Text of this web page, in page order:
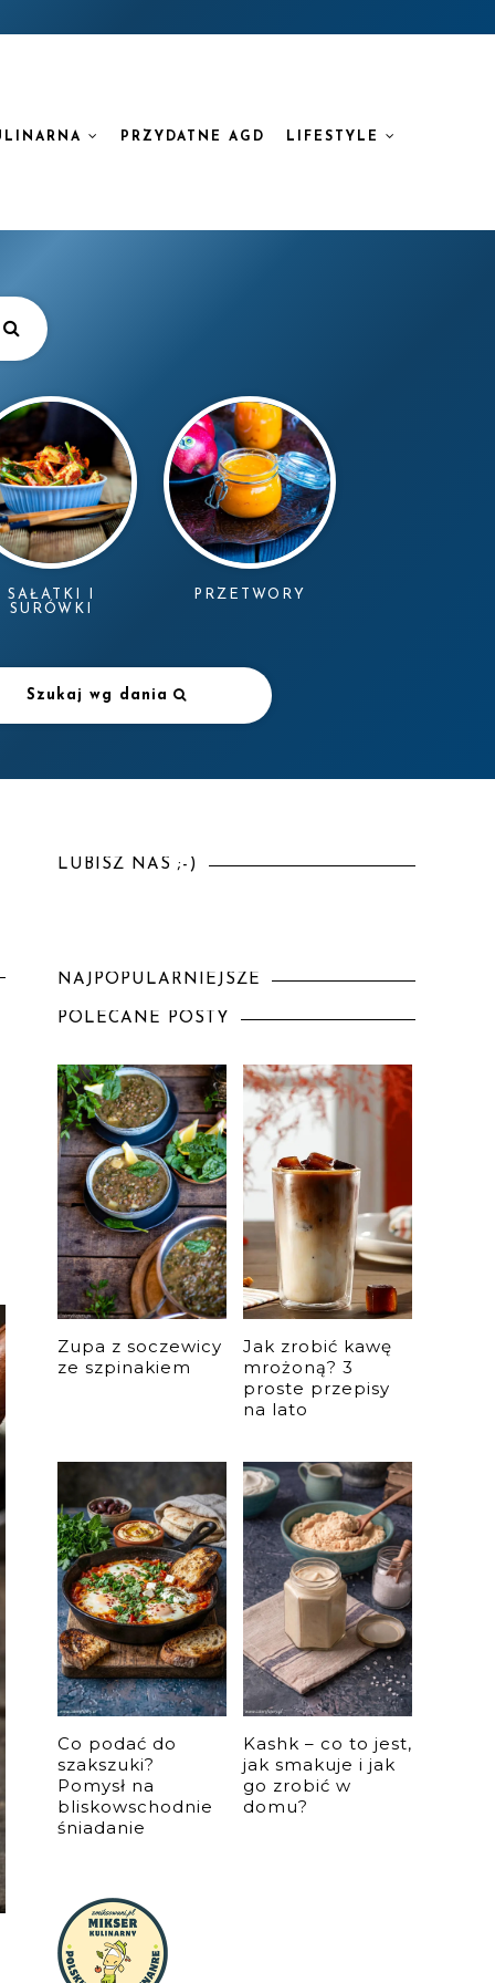
PRZYDATNE AGD LIFESTYLE
SAŁATKI I
SURÓWKI
PRZETWORY
Szukaj wg dania
LUBISZ NAS ;-)
NAJPOPULARNIEJSZE
POLECANE POSTY
Zupa z soczewicy
ze szpinakiem
Jak zrobić kawę
mrożoną? 3
proste przepisy
na lato
Co podać do
szakszuki?
Pomysł na
bliskowschodnie
śniadanie
Kashk – co to jest,
jak smakuje i jak
go zrobić w
domu?